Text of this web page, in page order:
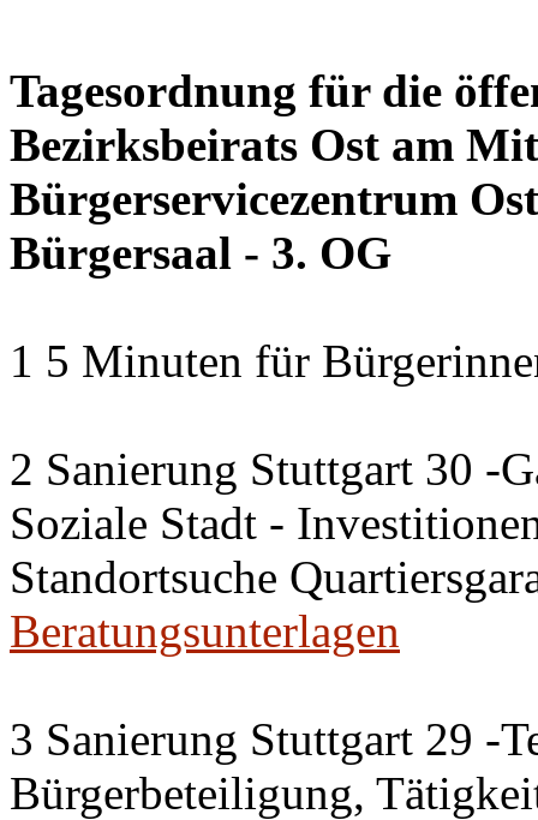
Tagesordnung für die
Bezirksbeirats Ost am
Bürgerservicezentrum
Bürgersaal - 3. OG
1 5 Minuten für
2 Sanierung Stuttgart 30 -
Soziale Stadt -
Standortsuche
Beratungsunterlagen
3 Sanierung Stuttgart 29 -
Bürgerbeteiligung,